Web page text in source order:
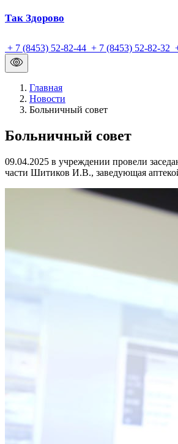
Так Здорово
+ 7 (8453) 52-82-44 + 7 (8453) 52-82-32
Главная
Новости
Больничный совет
Больничный совет
09.04.2025 в учреждении провели
части Шитиков И.В., заведующая